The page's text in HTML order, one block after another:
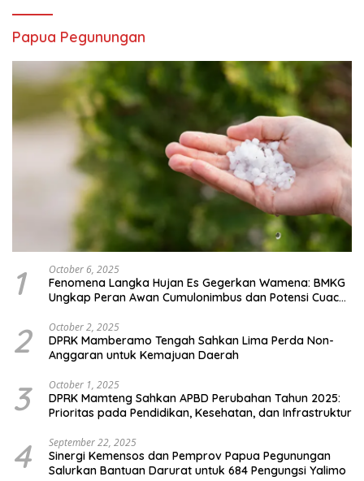
Papua Pegunungan
1 October 6, 2025
Fenomena Langka Hujan Es Gegerkan Wamena: BMKG
Ungkap Peran Awan Cumulonimbus dan Potensi Cuaca
2 October 2, 2025
DPRK Mamberamo Tengah Sahkan Lima Perda Non-
Anggaran untuk Kemajuan Daerah
3 October 1, 2025
DPRK Mamteng Sahkan APBD Perubahan Tahun 2025:
Prioritas pada Pendidikan, Kesehatan, dan Infrastruktur
4 September 22, 2025
Sinergi Kemensos dan Pemprov Papua Pegunungan
Salurkan Bantuan Darurat untuk 684 Pengungsi Yalimo